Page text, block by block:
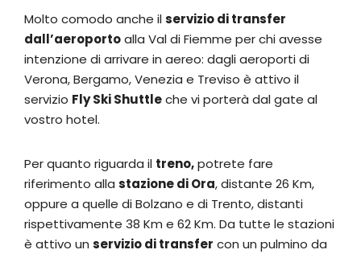
Molto comodo anche ilservizio di transfer
dall’aeroportoalla Val di Fiemme per chi avesse
intenzione di arrivare in aereo: dagli aeroporti di
Verona, Bergamo, Venezia e Treviso è attivo il
servizio Fly Ski Shuttleche vi porterà dal gate al
vostro hotel.
Per quanto riguarda il treno,potrete fare
riferimento alla stazione di Ora, distante 26 Km,
oppure a quelle di Bolzano e di Trento, distanti
rispettivamente 38 Km e 62 Km. Da tutte le stazioni
è attivo un servizio di transfer con un pulmino da